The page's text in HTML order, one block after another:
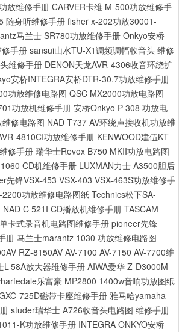
放维修手册 CARVER卡维 M-500功放维修手
随身听维修手册 fisher x-202功放30001-
马兰士 SR780功放维修手册 Onkyo安桥
手册 sansui山水TU-X1调频调幅收音头 维修
维修手册 DENON天龙AVR-4306收音环绕扩
安桥INTEGRA安桥DTR-30.7功放维修手册
功放维修电路图 QSC MX2000功放电路图
功放机维修手册 安桥Onkyo P-308 功放电
修电路图 NAD T737 AV环绕声接收机功放维
4810CI功放维修手册 KENWOOD建伍KT-
修手册 瑞华士Revox B750 MKII功放电路图
CD机维修手册 LUXMAN力士 A3500胆后
先锋VSX-453 VSX-403 VSX-463S功放维修手
功放维修电路图纸 Technics松下SA-
NAD C 521I CD播放机维修手册 TASCAM
卡式录音机电路图维修手册 pioneer先锋
册 马兰士marantz 1030 功放维修电路图
RZ-8150AV AV-7100 AV-7150 AV-7700维
L-58A放大器维修手册 AIWA爱华 Z-D3000M
乐富豪 MP2800 1400w音响功放图纸
725D磁带卡座维修手册 雅马哈yamaha
studer瑞华士 A726收音头电路图 维修手册
K功放维修手册 INTEGRA ONKYO安桥